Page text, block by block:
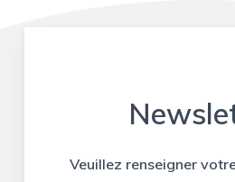
Veuillez renseigner